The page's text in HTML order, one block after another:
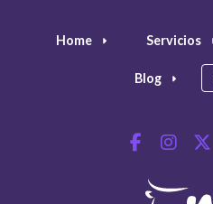
Home Servicios
Blog